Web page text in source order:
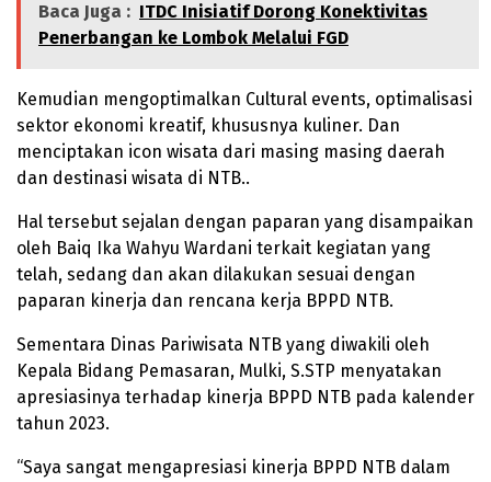
Baca Juga : ITDC Inisiatif Dorong Konektivitas
Penerbangan ke Lombok Melalui FGD
Kemudian mengoptimalkan Cultural events, optimalisasi
sektor ekonomi kreatif, khususnya kuliner. Dan
menciptakan icon wisata dari masing masing daerah
dan destinasi wisata di NTB..
Hal tersebut sejalan dengan paparan yang disampaikan
oleh Baiq Ika Wahyu Wardani terkait kegiatan yang
telah, sedang dan akan dilakukan sesuai dengan
paparan kinerja dan rencana kerja BPPD NTB.
Sementara Dinas Pariwisata NTB yang diwakili oleh
Kepala Bidang Pemasaran, Mulki, S.STP menyatakan
apresiasinya terhadap kinerja BPPD NTB pada kalender
tahun 2023.
“Saya sangat mengapresiasi kinerja BPPD NTB dalam